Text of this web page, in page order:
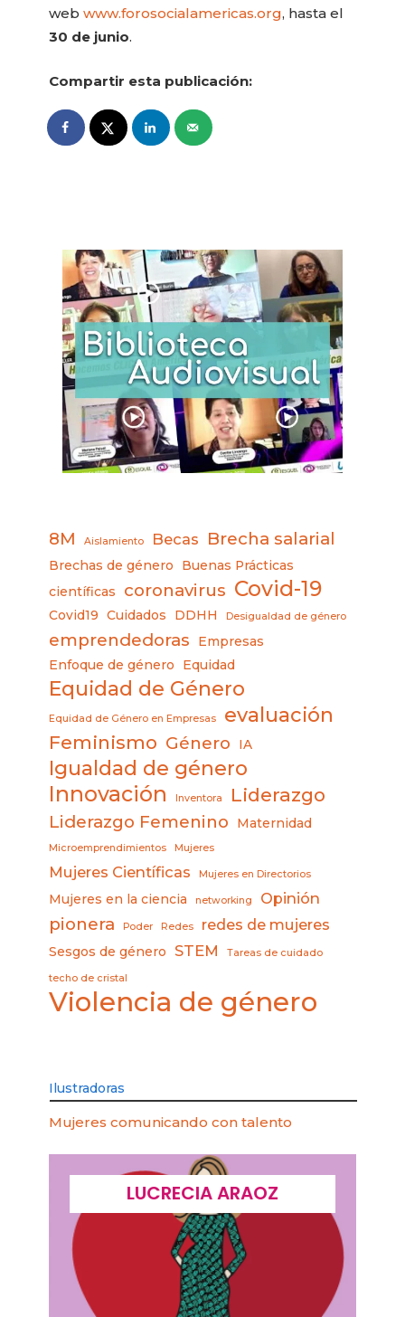
webwww.forosocialamericas.org, hasta el
30 de junio.
Compartir esta publicación:
8M Aislamiento Becas Brecha salarial
Brechas de género
Buenas Prácticas
científicas
coronavirus Covid-19
Covid19 Cuidados DDHH Desigualdad de género
emprendedoras
Empresas
Enfoque de género
Equidad
Equidad de Género
Equidad de Género en Empresas evaluación
Feminismo Género IA
Igualdad de género
Innovación Inventora Liderazgo
Liderazgo Femenino Maternidad
Microemprendimientos Mujeres
Mujeres Científicas Mujeres en Directorios
Mujeres en la ciencia networking Opinión
pionera Poder Redes redes de mujeres
Sesgos de género STEM Tareas de cuidado
techo de cristal
Violencia de género
Ilustradoras
Mujeres comunicando con talento
LUCRECIA ARAOZ